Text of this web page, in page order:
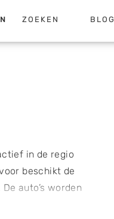
ZOEKEN BLOG
in de regio
beschikt de
auto’s worden
zijn opgesteld.